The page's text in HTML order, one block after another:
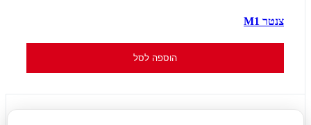
צנטר M1
הוספה לסל